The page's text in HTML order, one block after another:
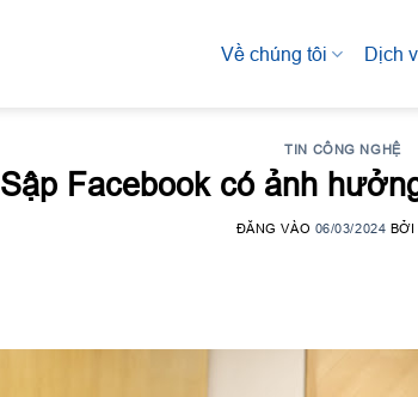
Về chúng tôi Dịch
TIN CÔNG NGHỆ
Sập Facebook có ảnh
ĐĂNG VÀO 06/03/2024 BỞI